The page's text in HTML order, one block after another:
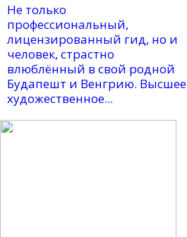
Не только
профессиональный,
лицензированный гид, но и
человек, страстно
влюблённый в свой родной
Будапешт и Венгрию. Высшее
художественное...